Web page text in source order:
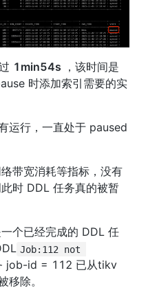
1min54s ，该时间是
时添加索引需要的实
运行，一直处于 paused
带宽消耗等指标，没有
时 DDL 任务真的被暂
个已经完成的 DDL 任
Job:112 not
job-id = 112 已从tikv
移除。